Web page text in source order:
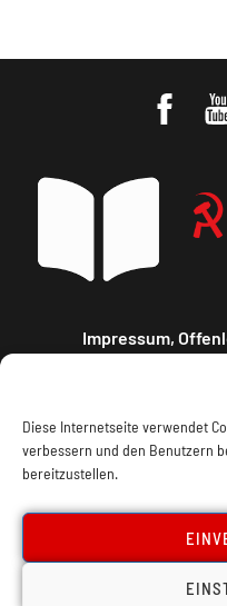
Diese Internetseite verwendet
verbessern und den Benutzern
bereitzustellen.
Impressum,